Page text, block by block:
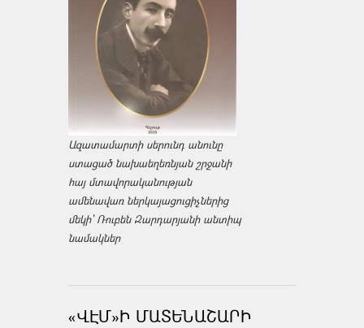
Ազատամարտի սերունդ անունը
ստացած նախաեղեռնյան շրջանի
հայ մտավորականության
ամենավառ ներկայացուցիչներից
մեկի՝ Ռուբեն Զարդարյանի անտիպ
նամակներ
«ՎԷՄ»Ի ՄԱՏԵՆԱՇԱՐԻ